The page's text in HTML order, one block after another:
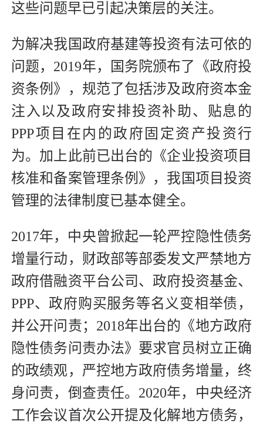
这些问题早已引起决策层的关注。
为解决我国政府基建等投资有法可依的
问题，2019年，国务院颁布了《政府投
资条例》，规范了包括涉及政府资本金
注入以及政府安排投资补助、贴息的
PPP项目在内的政府固定资产投资行
为。加上此前已出台的《企业投资项目
核准和备案管理条例》，我国项目投资
管理的法律制度已基本健全。
2017年，中央曾掀起一轮严控隐性债务
增量行动，财政部等部委发文严禁地方
政府借融资平台公司、政府投资基金、
PPP、政府购买服务等名义变相举债，
并公开问责；2018年出台的《地方政府
隐性债务问责办法》要求官员树立正确
的政绩观，严控地方政府债务增量，终
身问责，倒查责任。2020年，中央经济
工作会议首次公开提及化解地方债务，